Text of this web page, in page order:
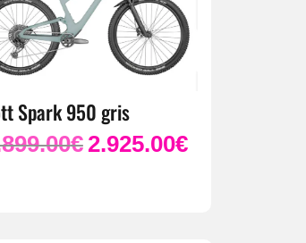
Spark 950 gris
€ El
2.925.00€El